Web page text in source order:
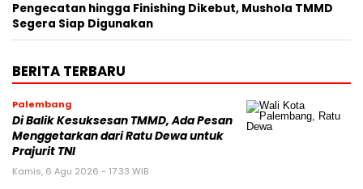
Pengecatan hingga Finishing Dikebut, Mushola TMMD
Segera Siap Digunakan
BERITA TERBARU
Palembang
Di Balik Kesuksesan TMMD, Ada Pesan
Menggetarkan dari Ratu Dewa untuk
Prajurit TNI
Kamis, 6 Agu 2026 - 17:33 WIB